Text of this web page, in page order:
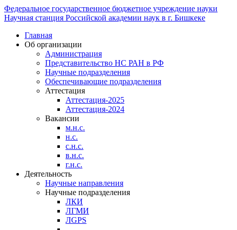
Федеральное государственное бюджетное учреждение науки
Научная станция Российской академии наук в г. Бишкеке
Главная
Об организации
Администрация
Представительство НС РАН в РФ
Научные подразделения
Обеспечивающие подразделения
Аттестация
Аттестация-2025
Аттестация-2024
Вакансии
м.н.с.
н.с.
с.н.с.
в.н.с.
г.н.с.
Деятельность
Научные направления
Научные подразделения
ЛКИ
ЛГМИ
ЛGPS